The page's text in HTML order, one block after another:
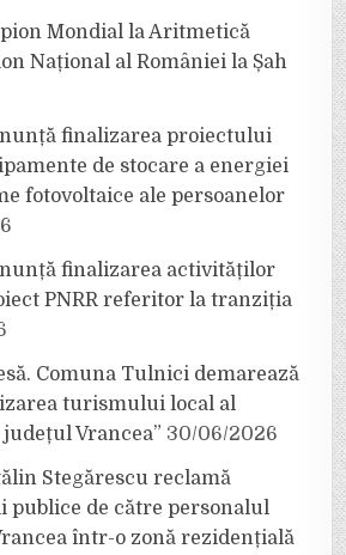
Mondial la Aritmetică
Național al României la Șah
finalizarea proiectului
de stocare a energiei
fotovoltaice ale persoanelor
finalizarea activităților
PNRR referitor la tranziția
Comuna Tulnici demarează
turismului local al
Vrancea” 30/06/2026
Stegărescu reclamă
de către personalul
într-o zonă rezidențială